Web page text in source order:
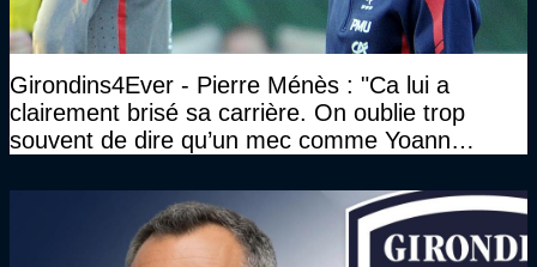
Girondins4Ever - Pierre Ménès : "Ca lui a
clairement brisé sa carrière. On oublie trop
souvent de dire qu’un mec comme Yoann